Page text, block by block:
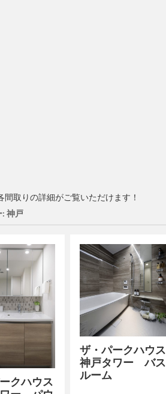
間取りの詳細がご覧いただけます！
: 神戸
クハウス
ザ・パークハウス
神戸タワー バス
ルーム